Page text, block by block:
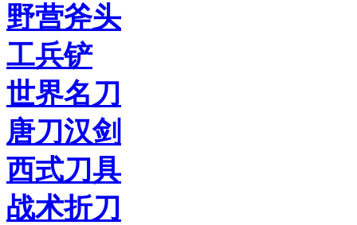
野营斧头
工兵铲
世界名刀
唐刀汉剑
西式刀具
战术折刀